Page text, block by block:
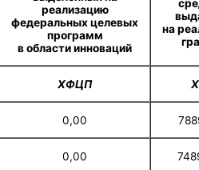
реализацию
федеральных целевых
программ
в области инноваций
на
ХФЦП
0,00
0,00